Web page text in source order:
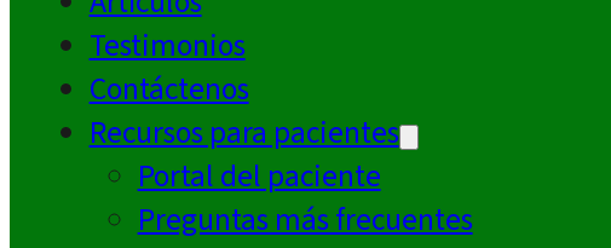
Testimonios
Contáctenos
Recursos para pacientes
Portal del paciente
Preguntas más frecuentes